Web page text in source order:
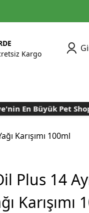
Kargo
En Büyük Pet Shop
Karışımı 100ml
Plus 14
Karışımı